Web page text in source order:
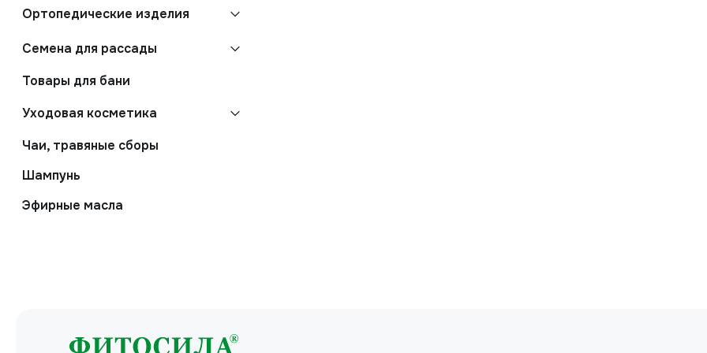
Ортопедические изделия
Семена для рассады
Товары для бани
Уходовая косметика
Чаи, травяные сборы
Шампунь
Эфирные масла